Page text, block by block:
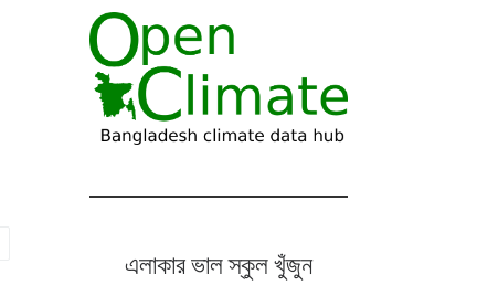
এলাকার ভাল স্কুল খুঁজুন